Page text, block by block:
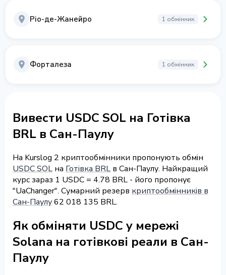
Ріо-де-Жанейро 1 обмінник
Форталеза 1 обмінник
Вивести USDC SOL на Готівка
BRL в Сан-Паулу
На Kurslog 2 криптообмінники пропонують обмін
USDC SOL на Готівка BRL в Сан-Паулу. Найкращий
курс зараз 1 USDC = 4.78 BRL - його пропонує
"UaChanger". Сумарний резерв криптообмінників в
Сан-Паулу62 018 135 BRL.
Як обміняти USDC у мережі
Solana на готівкові реали в Сан-
Паулу